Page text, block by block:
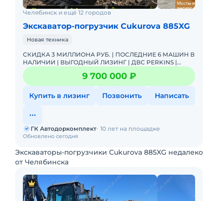
Челябинск и ещё 12 городов
Экскаватор-погрузчик Cukurova 885XG
Новая техника
СКИДКА 3 МИЛЛИОНА РУБ. | ПОСЛЕДНИЕ 6 МАШИН В
НАЛИЧИИ | ВЫГОДНЫЙ ЛИЗИНГ | ДВС PERKINS |
Трансмиссия Carraro | 2 года или 2000 м-ч |
ОПЛАЧЕННЫЙ НДС | АДК - официа
9 700 000 ₽
Купить в лизинг Позвонить Написать
Обновлено сегодня
ГК Автодоркомплект 10 лет на площадке
Экскаваторы-погрузчики Cukurova 885XG недалеко
от Челябинска